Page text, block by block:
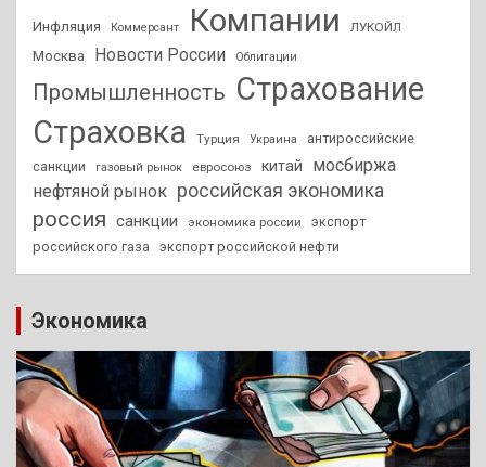
Инфляция Коммерсант Компании ЛУКОЙЛ
Москва Новости России Облигации
Промышленность Страхование
Страховка
Турция Украина
антироссийские
санкции
газовый рынок евросоюз китай
мосбиржа
нефтяной рынок российская экономика
россия санкции экономика россии
экспорт
российского газа
экспорт российской нефти
Экономика